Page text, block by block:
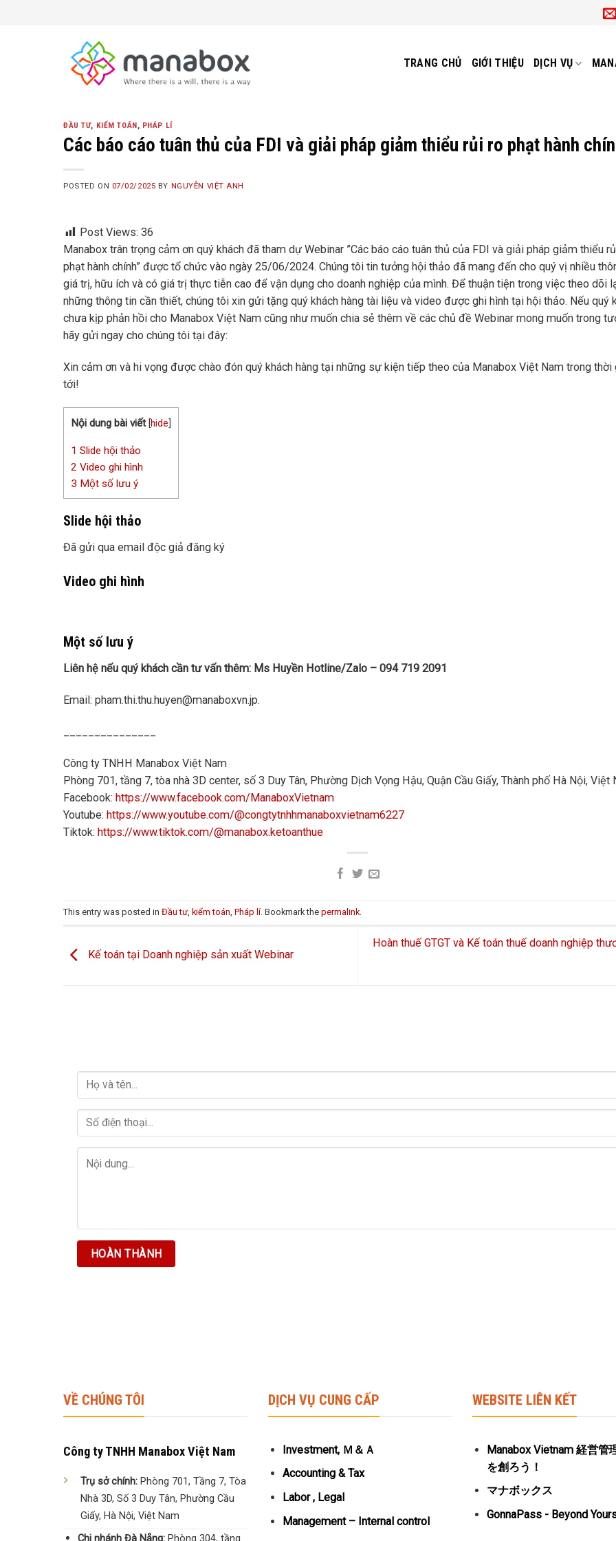
TRANG CHỦ
GIỚI THIỆU DỊCH VỤ
ĐẦU TƯ, KIỂM TOÁN, PHÁP LÍ
Các báo cáo tuân thủ của FDI và giải pháp giảm thiểu rủi ro phạt hành
POSTED ON 07/02/2025 BY NGUYỄN VIỆT ANH
Post Views: 36
Manabox trân trọng cảm ơn quý khách đã tham dự Webinar ”Các báo cáo tuân thủ của FDI và giải pháp giảm thiểu
phạt hành chính” được tổ chức vào ngày 25/06/2024. Chúng tôi tin tưởng hội thảo đã mang đến cho quý vị nhiều
giá trị, hữu ích và có giá trị thực tiễn cao để vận dụng cho doanh nghiệp của mình. Để thuận tiện trong việc theo dõi
những thông tin cần thiết, chúng tôi xin gửi tặng quý khách hàng tài liệu và video được ghi hình tại hội thảo. Nếu quý
chưa kịp phản hồi cho Manabox Việt Nam cũng như muốn chia sẻ thêm về các chủ đề Webinar mong muốn trong
hãy gửi ngay cho chúng tôi tại đây:
Xin cảm ơn và hi vọng được chào đón quý khách hàng tại những sự kiện tiếp theo của Manabox Việt Nam trong thời
tới!
Nội dung bài viết [hide
1 Slide hội thảo
2 Video ghi hình
3 Một số lưu ý
Slide hội thảo
Đã gửi qua email độc giả đăng ký
Video ghi hình
Một số lưu ý
Liên hệ nếu quý khách cần tư vấn thêm: Ms Huyền Hotline/Zalo – 094 719 2091
Email: pham.thi.thu.huyen@manaboxvn.jp.
Công ty TNHH Manabox Việt Nam
Phòng 701, tầng 7, tòa nhà 3D center, số 3 Duy Tân, Phường Dịch Vọng Hậu, Quận Cầu Giấy, Thành phố Hà Nội, Việt
Facebook: https://www.facebook.com/ManaboxVietnam
Youtube: https://www.youtube.com/@congtytnhhmanaboxvietnam6227
Tiktok: https://www.tiktok.com/@manabox.ketoanthue
This entry was posted in Đầu tư kiểm toán Pháp lí. Bookmark the permalink
Kế toán tại Doanh nghiệp sản xuất Webinar
Hoàn thuế GTGT và Kế toán thuế doanh nghiệp
VỀ CHÚNG TÔI
Công ty TNHH Manabox Việt Nam
Trụ sở chính: Phòng 701, Tầng 7, Tòa
Nhà 3D, Số 3 Duy Tân, Phường Cầu
Giấy, Hà Nội, Việt Nam
Chi nhánh Đà Nẵng: Phòng 304, tầng
DỊCH VỤ CUNG CẤP
Investment, Ｍ＆Ａ
Accounting & Tax
Labor , Legal
Management – Internal control
WEBSITE LIÊN KẾT
Manabox Vietnam 経営管
を創ろう！
マナボックス
GonnaPass - Beyond